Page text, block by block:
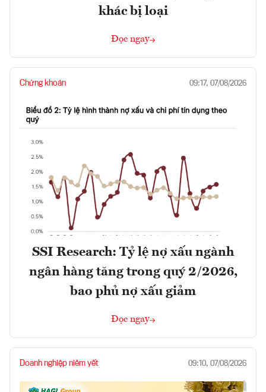
khác bị loại
Đọc ngay
Chứng khoán 09:17, 07/08/2026
SSI Research: Tỷ lệ nợ xấu ngành
ngân hàng tăng trong quý 2/2026,
bao phủ nợ xấu giảm
Đọc ngay
Doanh nghiệp niêm yết 09:10, 07/08/2026